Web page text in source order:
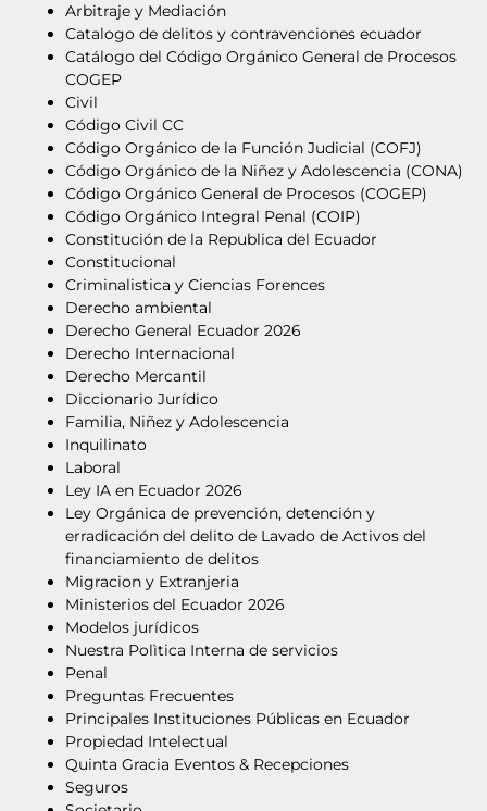
Arbitraje y Mediación
Catalogo de delitos y contravenciones ecuador
Catálogo del Código Orgánico General de Procesos
COGEP
Civil
Código Civil CC
Código Orgánico de la Función Judicial (COFJ)
Código Orgánico de la Niñez y Adolescencia (CONA)
Código Orgánico General de Procesos (COGEP)
Código Orgánico Integral Penal (COIP)
Constitución de la Republica del Ecuador
Constitucional
Criminalistica y Ciencias Forences
Derecho ambiental
Derecho General Ecuador 2026
Derecho Internacional
Derecho Mercantil
Diccionario Jurídico
Familia, Niñez y Adolescencia
Inquilinato
Laboral
Ley IA en Ecuador 2026
Ley Orgánica de prevención, detención y
erradicación del delito de Lavado de Activos del
financiamiento de delitos
Migracion y Extranjeria
Ministerios del Ecuador 2026
Modelos jurídicos
Nuestra Polìtica Interna de servicios
Penal
Preguntas Frecuentes
Principales Instituciones Públicas en Ecuador
Propiedad Intelectual
Quinta Gracia Eventos & Recepciones
Seguros